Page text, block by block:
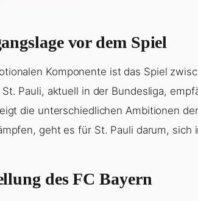
vor dem Spiel
Komponente ist das Spiel
Pauli, aktuell in der Bundesliga,
die unterschiedlichen Ambitionen
geht es für St. Pauli darum, sich
des FC Bayern